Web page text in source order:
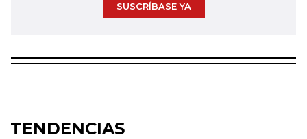
SUSCRÍBASE YA
TENDENCIAS